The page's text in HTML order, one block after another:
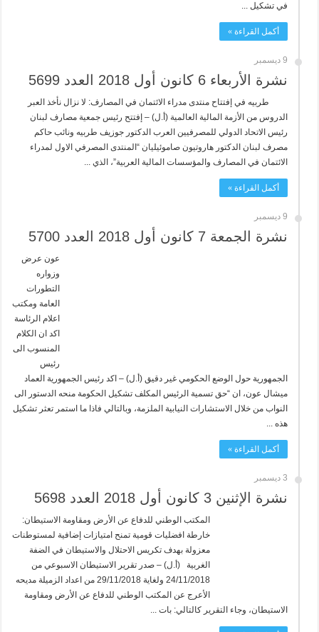
في تشكيل ...
أكمل القراءة »
9 ديسمبر
نشرة الأربعاء 6 كانون أول 2018 العدد 5699
طربيه في إفتتاح منتدى مدراء الائتمان في المصارف: لا نزال نأخذ العبر
الدروس من الأزمة المالية العالمية (أ.ل) – إفتتح رئيس جمعية مصارف لبنان
رئيس الاتحاد الدولي للمصرفيين العرب الدكتور جوزيف طربيه ونائب حاكم
مصرف لبنان الدكتور هاروتيون صاموئيليان “المنتدى المصرفي الاول لمدراء
الائتمان في المصارف والمؤسسات المالية العربية”، الذي ...
أكمل القراءة »
9 ديسمبر
نشرة الجمعة 7 كانون أول 2018 العدد 5700
عون عرض
وزواره
التطورات
العامة ومكتب
اعلام الرئاسة
اكد ان الكلام
المنسوب الى
رئيس
الجمهورية حول الوضع الحكومي غير دقيق (أ.ل) – اكد رئيس الجمهورية العماد
ميشال عون، ان “حق تسمية الرئيس المكلف تشكيل الحكومة منحه الدستور الى
النواب من خلال الاستشارات النيابية الملزمة، وبالتالي فاذا ما استمر تعثر تشكيل
هذه ...
أكمل القراءة »
3 ديسمبر
نشرة الإثنين 3 كانون أول 2018 العدد 5698
المكتب الوطني للدفاع عن الأرض ومقاومة الاستيطان:
خارطة افضليات قومية تمنح امتيازات إضافية لمستوطنات
معزولة بهدف تكريس الاحتلال والاستيطان في الضفة
الغربية (أ.ل) – صدر تقرير الاستيطان الاسبوعي من
24/11/2018 ولغاية 29/11/2018 من اعداد الزميلة مديحه
الأعرج عن المكتب الوطني للدفاع عن الأرض ومقاومة
الاستيطان، وجاء التقرير كالتالي: بات ...